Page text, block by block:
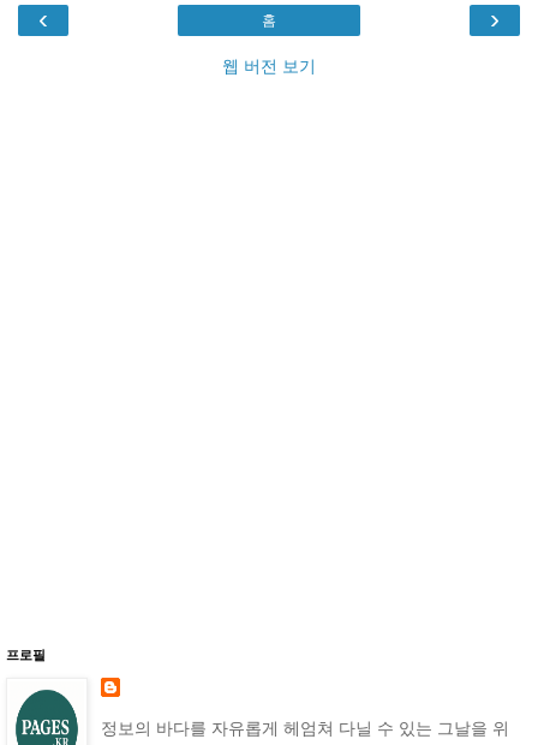
‹ ›
홈
웹 버전 보기
프로필
정보의 바다를 자유롭게 헤엄쳐 다닐 수 있는 그날을 위